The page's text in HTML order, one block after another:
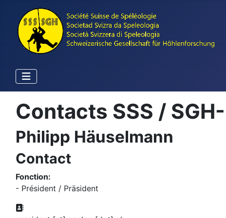
Contacts SSS /
Philipp Häuselmann
Contact
Fonction:
- Président / Präsident
Adresse: